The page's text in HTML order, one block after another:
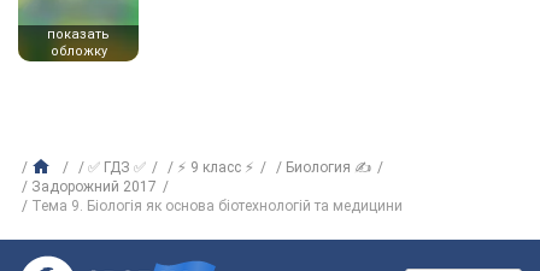
показать
обложку
✅ ГДЗ ✅ ⚡ 9 класс ⚡
Биология ✍
Задорожний 2017
Тема 9. Біологія як основа біотехнологій та медицини